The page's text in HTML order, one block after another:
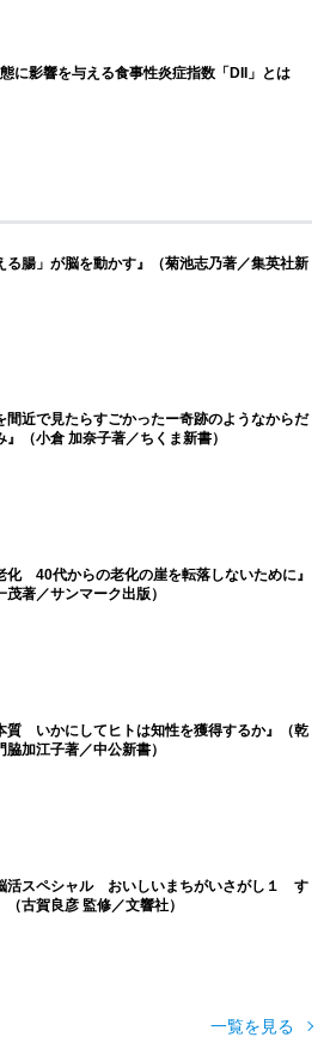
に影響を与える食事性炎症指数「DII」とは
る腸」が脳を動かす』（菊池志乃著／集英社新
間近で見たらすごかったー奇跡のようなからだ
』（小倉 加奈子著／ちくま新書）
化 40代からの老化の崖を転落しないために』
茂著／サンマーク出版）
質 いかにしてヒトは知性を獲得するか』（乾
脇加江子著／中公新書）
活スペシャル おいしいまちがいさがし１ す
（古賀良彦 監修／文響社）
一覧を見る